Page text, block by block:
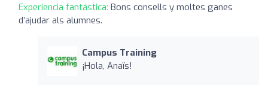
Experiencia fantástica: Bons consells y moltes ganes
d’ajudar als alumnes.
Campus Training
¡Hola, Anaïs!